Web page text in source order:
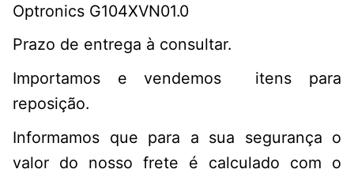
Optronics G104XVN01.0
Prazo de entrega à consultar.
Importamos e vendemos itens para
reposição.
Informamos que para a sua segurança o
valor do nosso frete é calculado com o